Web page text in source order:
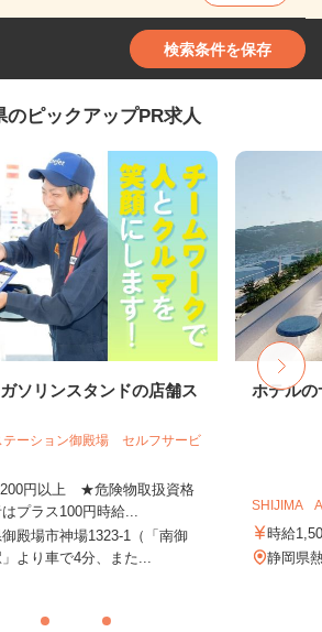
検索条件を保存
のピックアップPR求人
ソリンスタンドの店舗ス
テーション御殿場 セルフサービ
円以上 ★危険物取扱資格
プラス100円時給...
殿場市神場1323-1（「南御
より車で4分、また...
ホテルの
SHIJIMA
時給
静岡県